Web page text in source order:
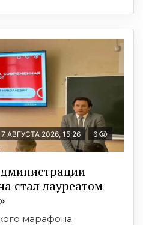
7 АВГУСТА 2026, 15:26 6
стал лауреатом
марафона